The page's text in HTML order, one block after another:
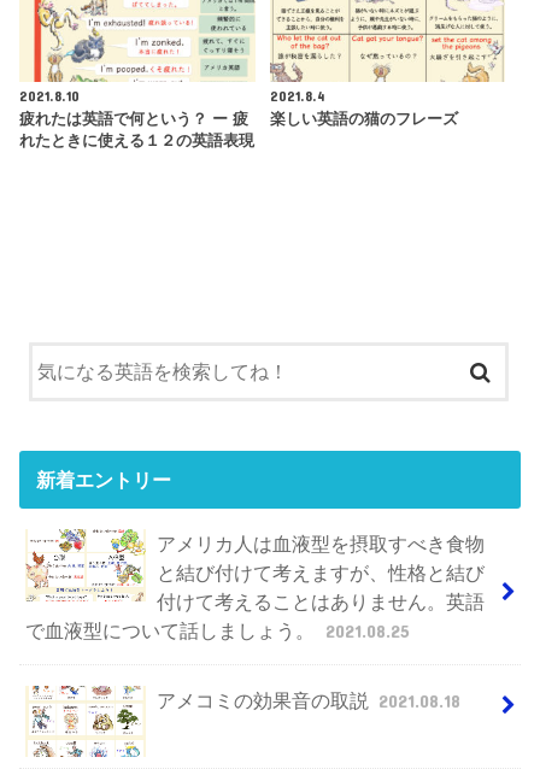
2021.8.10
疲れたは英語で何という？ ー 疲
れたときに使える１２の英語表現
2021.8.4
楽しい英語の猫のフレーズ
新着エントリー
アメリカ人は血液型を摂取すべき食物
と結び付けて考えますが、性格と結び
付けて考えることはありません。英語
で血液型について話しましょう。
2021.08.25
アメコミの効果音の取説 2021.08.18